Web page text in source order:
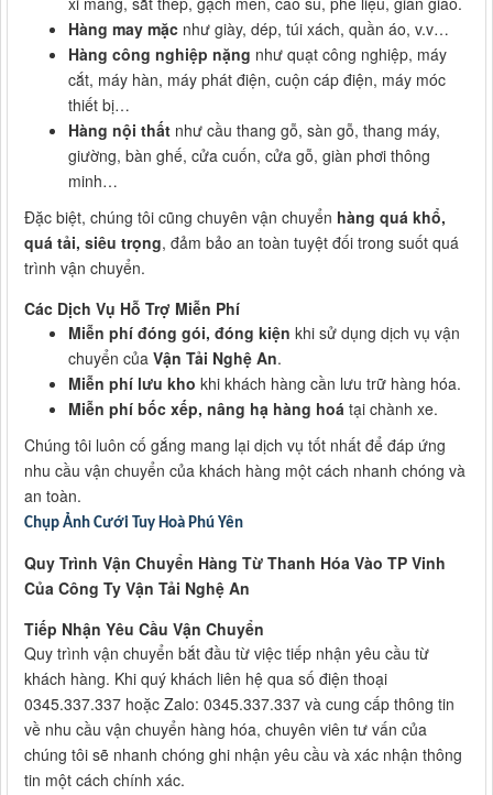
Hàng may mặc như giày, dép, túi xách, quần áo, v.v…
Hàng công nghiệp nặng như quạt công nghiệp, máy
cắt, máy hàn, máy phát điện, cuộn cáp điện, máy móc
thiết bị…
Hàng nội thất như cầu thang gỗ, sàn gỗ, thang máy,
giường, bàn ghế, cửa cuốn, cửa gỗ, giàn phơi thông
minh…
Đặc biệt, chúng tôi cũng chuyên vận chuyển hàng quá khổ,
quá tải, siêu trọng, đảm bảo an toàn tuyệt đối trong suốt quá
trình vận chuyển.
Các Dịch Vụ Hỗ Trợ Miễn Phí
Miễn phí đóng gói, đóng kiện khi sử dụng dịch vụ vận
chuyển của Vận Tải Nghệ An.
Miễn phí lưu kho khi khách hàng cần lưu trữ hàng hóa.
Miễn phí bốc xếp, nâng hạ hàng hoá tại chành xe.
Chúng tôi luôn cố gắng mang lại dịch vụ tốt nhất để đáp ứng
nhu cầu vận chuyển của khách hàng một cách nhanh chóng và
an toàn.
Chụp Ảnh Cưới Tuy Hoà Phú Yên
Quy Trình Vận Chuyển Hàng Từ Thanh Hóa Vào TP Vinh
Của Công Ty Vận Tải Nghệ An
Tiếp Nhận Yêu Cầu Vận Chuyển
Quy trình vận chuyển bắt đầu từ việc tiếp nhận yêu cầu từ
khách hàng. Khi quý khách liên hệ qua số điện thoại
0345.337.337 hoặc Zalo: 0345.337.337 và cung cấp thông tin
về nhu cầu vận chuyển hàng hóa, chuyên viên tư vấn của
chúng tôi sẽ nhanh chóng ghi nhận yêu cầu và xác nhận thông
tin một cách chính xác.